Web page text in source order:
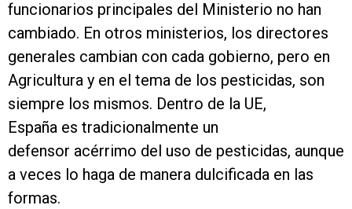
funcionarios principales del Ministerio no han
cambiado. En otros ministerios, los directores
generales cambian con cada gobierno, pero en
Agricultura y en el tema de los pesticidas, son
siempre los mismos. Dentro de la UE,
España es tradicionalmente un
defensor acérrimo del uso de pesticidas, aunque
a veces lo haga de manera dulcificada en las
formas.